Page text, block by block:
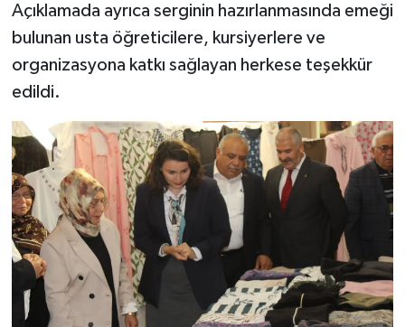
Açıklamada ayrıca serginin hazırlanmasında emeği
bulunan usta öğreticilere, kursiyerlere ve
organizasyona katkı sağlayan herkese teşekkür
edildi.